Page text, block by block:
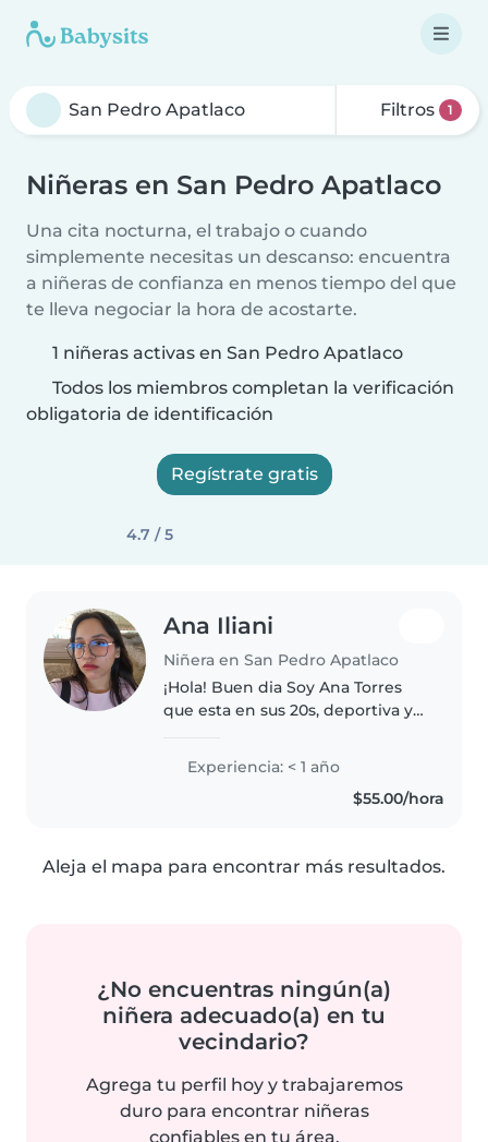
Filtros 1
Niñeras en San Pedro Apatlaco
Una cita nocturna, el trabajo o cuando
simplemente necesitas un descanso: encuentra
a niñeras de confianza en menos tiempo del que
te lleva negociar la hora de acostarte.
1 niñeras activas en San Pedro Apatlaco
Todos los miembros completan la verificación
obligatoria de identificación
Regístrate gratis
4.7 / 5
Ana Iliani
Niñera en San Pedro Apatlaco
¡Hola! Buen dia Soy Ana Torres
que esta en sus 20s, deportiva y
con niños. Aunque soy nueva en
el cuidado infantil, tengo
experiencia con niños en..
Experiencia: < 1 año
$55.00/hora
Aleja el mapa para encontrar más resultados.
¿No encuentras ningún(a)
niñera adecuado(a) en tu
vecindario?
Agrega tu perfil hoy y trabajaremos
duro para encontrar niñeras
confiables en tu área.